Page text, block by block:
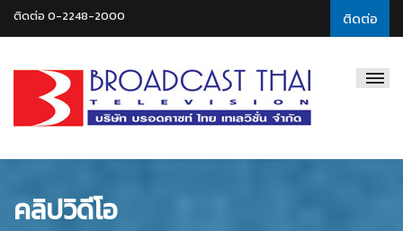
ติดต่อ
ติดต่อ 0-2248-2000
Thai
คลิปวิดีโอ